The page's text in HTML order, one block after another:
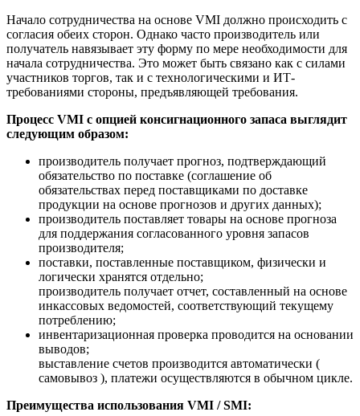
Начало сотрудничества на основе VMI должно происходить с
согласия обеих сторон. Однако часто производитель или
получатель навязывает эту форму по мере необходимости для
начала сотрудничества. Это может быть связано как с силами
участников торгов, так и с технологическими и ИТ-
требованиями стороны, предъявляющей требования.
Процесс VMI с опцией консигнационного запаса выглядит
следующим образом:
производитель получает прогноз, подтверждающий
обязательство по поставке (соглашение об
обязательствах перед поставщиками по доставке
продукции на основе прогнозов и других данных);
производитель поставляет товары на основе прогноза
для поддержания согласованного уровня запасов
производителя;
поставки, поставленные поставщиком, физически и
логически хранятся отдельно;
производитель получает отчет, составленный на основе
инкассовых ведомостей, соответствующий текущему
потреблению;
инвентаризационная проверка проводится на основании
выводов;
выставление счетов производится автоматически (
самовывоз ), платежи осуществляются в обычном цикле.
Преимущества использования VMI / SMI: